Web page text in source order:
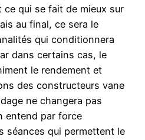
qui se fait de mieux sur
au final, ce sera le
qui conditionnera
dans certains cas, le
le rendement et
des constructeurs vane
ne changera pas
entend par force
séances qui permettent le